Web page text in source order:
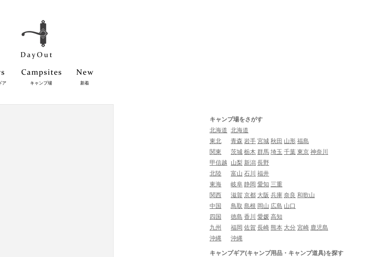
ア キャンプ場 新着
キャンプ場をさがす
北海道 北海道
東北
青森 岩手 宮城 秋田 山形 福島
関東
茨城 栃木 群馬 埼玉 千葉 東京 神奈川
甲信越
山梨 新潟 長野
北陸
富山 石川 福井
東海
岐阜 静岡 愛知 三重
関西
滋賀 京都 大阪 兵庫 奈良 和歌山
中国
鳥取 島根 岡山 広島 山口
四国
徳島 香川 愛媛 高知
九州
福岡 佐賀 長崎 熊本 大分 宮崎 鹿児島
沖縄
沖縄
キャンプギア(キャンプ用品・キャンプ道具)を探す